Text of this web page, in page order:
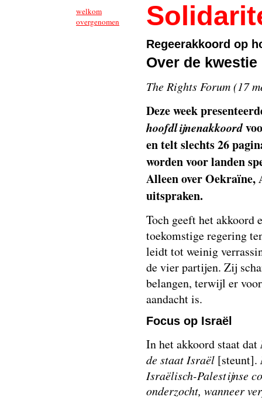
Regeerakkoord op
Over de
The Rights Forum (17
Deze week
hoofdlijnenakkoord
en telt slechts 26
worden voor landen
Alleen over Oekraïne,
uitspraken.
Toch geeft het akkoord
toekomstige regering
leidt tot weinig
de vier partijen. Zij
belangen, terwijl er
aandacht is.
Focus op Israël
In het akkoord staat dat
de staat Israël [steunt].
Israëlisch-Palestijnse
onderzocht, wanneer
welkom
overgenomen